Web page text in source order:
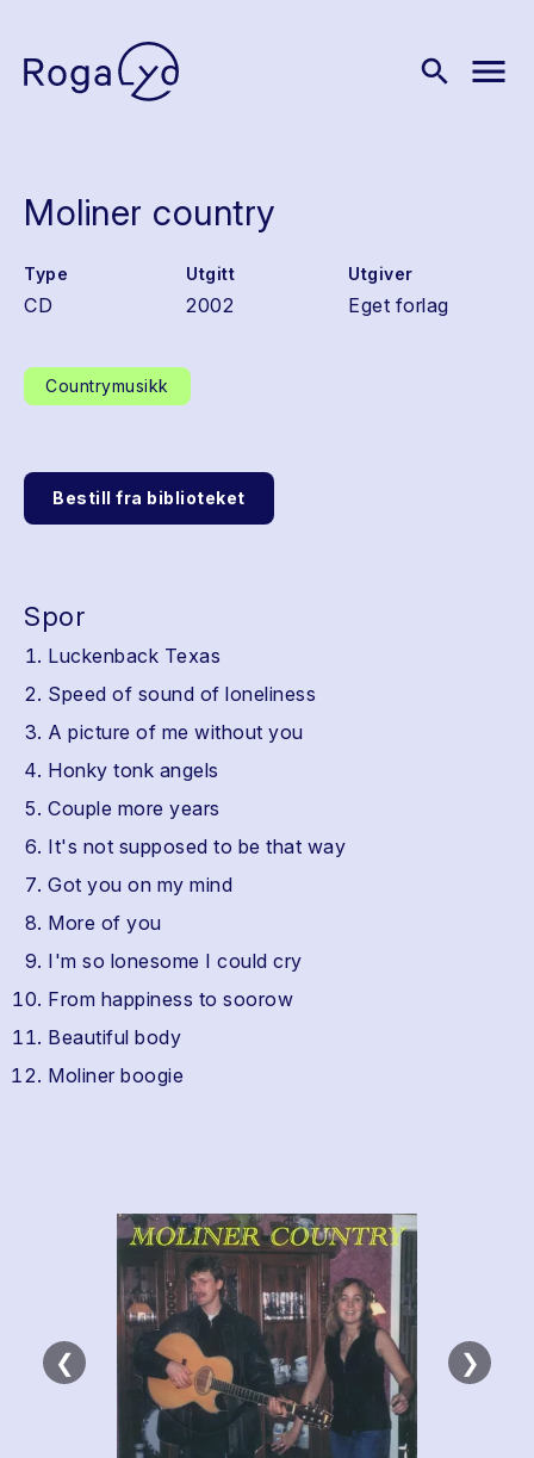
search menu
Moliner country
Type
CD
Utgitt
2002
Utgiver
Eget forlag
Countrymusikk
Bestill fra biblioteket
Spor
Luckenback Texas
Speed of sound of loneliness
A picture of me without you
Honky tonk angels
Couple more years
It's not supposed to be that way
Got you on my mind
More of you
I'm so lonesome I could cry
From happiness to soorow
Beautiful body
Moliner boogie
❮ ❯